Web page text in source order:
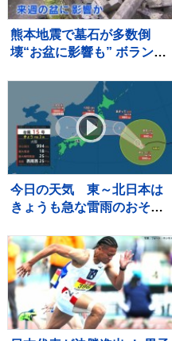
熊本地震で墓石が多数倒
壊“お盆に影響も” ボランテ
ばお参りに来られるので
は」
今日の天気 東～北日本は
きょうも急な雷雨のおそ
るほどの降り方に 台風15
号はあさって11日（火・
祝）ごろ東北に上陸か